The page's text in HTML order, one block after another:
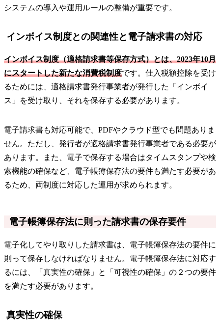
システムの導入や運用ルールの整備が重要です。
インボイス制度との関連性と電子請求書の対応
インボイス制度（適格請求書等保存方式）とは、2023年10月
にスタートした新たな消費税制度です。仕入税額控除を受け
るためには、適格請求書発行事業者が発行した「インボイ
ス」を受け取り、それを保存する必要があります。
電子請求書も対応可能で、PDFやクラウド型でも問題ありま
せん。ただし、発行者が適格請求書発行事業者である必要が
あります。また、電子で保存する場合はタイムスタンプや検
索機能の確保など、電子帳簿保存法の要件も満たす必要があ
るため、両制度に対応した運用が求められます。
電子帳簿保存法に則った請求書の保存要件
電子化してやり取りした請求書は、電子帳簿保存法の要件に
則って保存しなければなりません。電子帳簿保存法に対応す
るには、「真実性の確保」と「可視性の確保」の２つの要件
を満たす必要があります。
真実性の確保